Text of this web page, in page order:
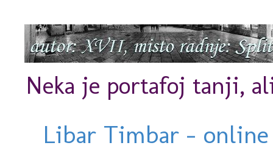
Neka je portafoj tanji,
Libar Timbar -